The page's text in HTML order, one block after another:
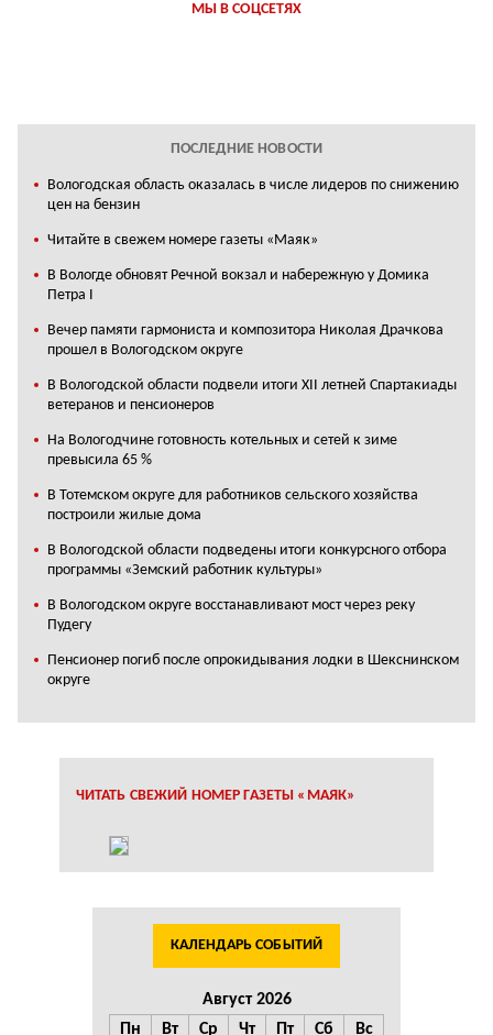
МЫ В СОЦСЕТЯХ
ПОСЛЕДНИЕ НОВОСТИ
Вологодская область оказалась в числе лидеров по снижению
цен на бензин
Читайте в свежем номере газеты «Маяк»
В Вологде обновят Речной вокзал и набережную у Домика
Петра I
Вечер памяти гармониста и композитора Николая Драчкова
прошел в Вологодском округе
В Вологодской области подвели итоги XII летней Спартакиады
ветеранов и пенсионеров
На Вологодчине готовность котельных и сетей к зиме
превысила 65 %
В Тотемском округе для работников сельского хозяйства
построили жилые дома
В Вологодской области подведены итоги конкурсного отбора
программы «Земский работник культуры»
В Вологодском округе восстанавливают мост через реку
Пудегу
Пенсионер погиб после опрокидывания лодки в Шекснинском
округе
ЧИТАТЬ СВЕЖИЙ НОМЕР ГАЗЕТЫ «МАЯК»
КАЛЕНДАРЬ СОБЫТИЙ
Август 2026
Пн
Вт Ср Чт Пт Сб Вс